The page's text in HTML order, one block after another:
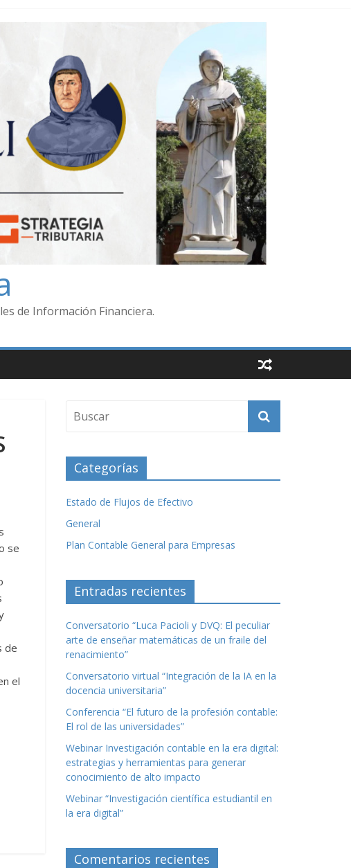
de Información Financiera.
se
de
el
Categorías
Estado de Flujos de Efectivo
General
Plan Contable General para Empresas
Entradas recientes
Conversatorio “Luca Pacioli y DVQ: El peculiar
arte de enseñar matemáticas de un fraile del
renacimiento”
Conversatorio virtual “Integración de la IA en la
docencia universitaria”
Conferencia “El futuro de la profesión contable:
El rol de las universidades”
Webinar Investigación contable en la era digital:
estrategias y herramientas para generar
conocimiento de alto impacto
Webinar “Investigación científica estudiantil en
la era digital”
Comentarios recientes